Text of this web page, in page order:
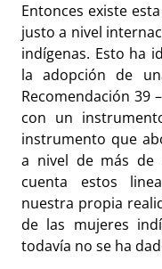
Entonces existe
justo a nivel
indígenas. Esto ha
la adopción de
Recomendación 39
con un
instrumento que
a nivel de más de
cuenta estos
nuestra propia
de las mujeres
todavía no se ha